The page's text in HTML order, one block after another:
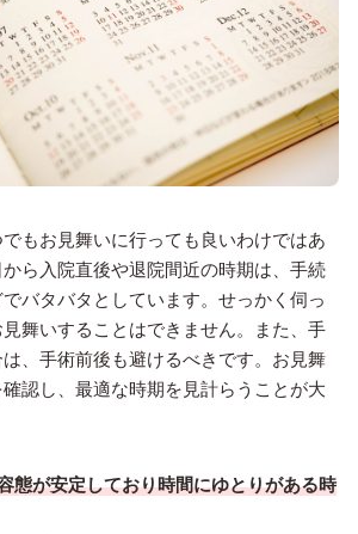
もお見舞いに行っても良いわけではあ
ら入院直後や退院間近の時期は、手続
バタバタとしています。せっかく伺っ
舞いすることはできません。また、手
、手術前後も避けるべきです。お見舞
認し、最適な時期を見計らうことが大
態が安定しており時間にゆとりがある時